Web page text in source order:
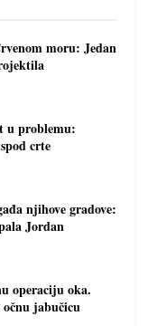
moru: Jedan
u problemu:
crte
njihove gradove:
Jordan
operaciju oka.
jabučicu